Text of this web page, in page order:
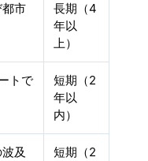
市
長期（4
年以
上）
トで
短期（2
年以
内）
及
短期（2